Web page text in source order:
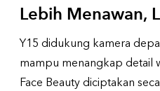
Lebih Menawan,
Y15 didukung kamera
mampu menangkap detail
Face Beauty diciptakan